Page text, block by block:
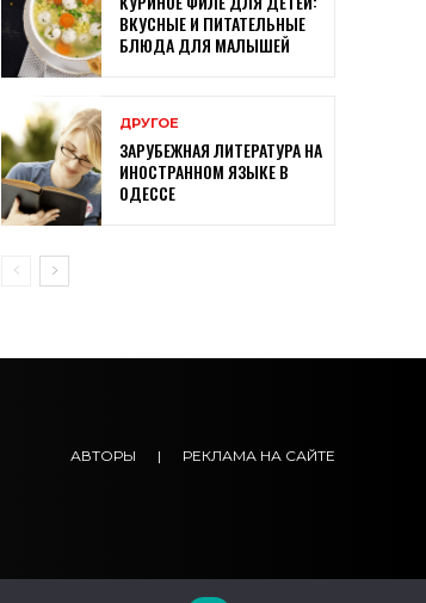
ВКУСНЫЕ И ПИТАТЕЛЬНЫЕ
БЛЮДА ДЛЯ МАЛЫШЕЙ
ДРУГОЕ
ЗАРУБЕЖНАЯ ЛИТЕРАТУРА НА
ИНОСТРАННОМ ЯЗЫКЕ В
ОДЕССЕ
АВТОРЫ | РЕКЛАМА НА САЙТЕ